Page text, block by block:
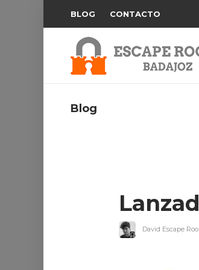
BLOG CONTACTO
Blog
David Escape